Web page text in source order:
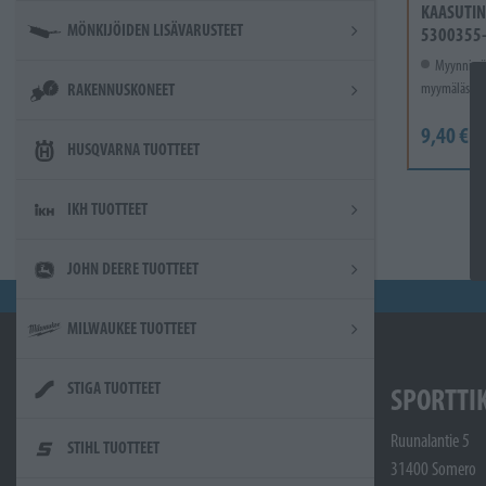
MÖNKIJÖIDEN LISÄVARUSTEET
RAKENNUSKONEET
HUSQVARNA TUOTTEET
IKH TUOTTEET
JOHN DEERE TUOTTEET
MILWAUKEE TUOTTEET
STIGA TUOTTEET
STIHL TUOTTEET
KAASUTIN
myymälässä.
9,40 €
Ruunalantie 5
31400 Somero